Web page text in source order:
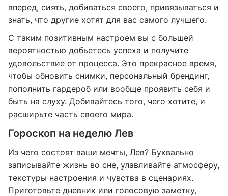
вперед, сиять, добиваться своего, привязываться и
знать, что другие хотят для вас самого лучшего.
С таким позитивным настроем вы с большей
вероятностью добьетесь успеха и получите
удовольствие от процесса. Это прекрасное время,
чтобы обновить снимки, персональный брендинг,
пополнить гардероб или вообще проявить себя и
быть на слуху. Добивайтесь того, чего хотите, и
расширьте часть своего мира.
Гороскоп на неделю Лев
Из чего состоят ваши мечты, Лев? Буквально
записывайте жизнь во сне, улавливайте атмосферу,
текстуры настроения и чувства в сценариях.
Приготовьте дневник или голосовую заметку,